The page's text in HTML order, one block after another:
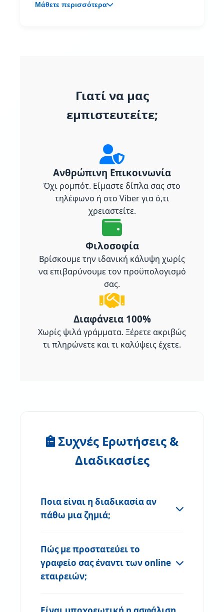
Μάθετε περισσότερα
Γιατί να μας
εμπιστευτείτε;
Ανθρώπινη Επικοινωνία
Όχι ρομπότ. Είμαστε δίπλα σας στο
τηλέφωνο ή στο Viber για ό,τι
χρειαστείτε.
Φιλοσοφία
Βρίσκουμε την ιδανική κάλυψη χωρίς
να επιβαρύνουμε τον προϋπολογισμό
σας.
Διαφάνεια 100%
Χωρίς ψιλά γράμματα. Ξέρετε ακριβώς
τι πληρώνετε και τι καλύψεις έχετε.
Συχνές Ερωτήσεις &
Διαδικασίες
Ποια είναι η διαδικασία αν
πάθω μια ζημιά;
Πώς με προστατεύει το
γραφείο σας έναντι των online
εταιρειών;